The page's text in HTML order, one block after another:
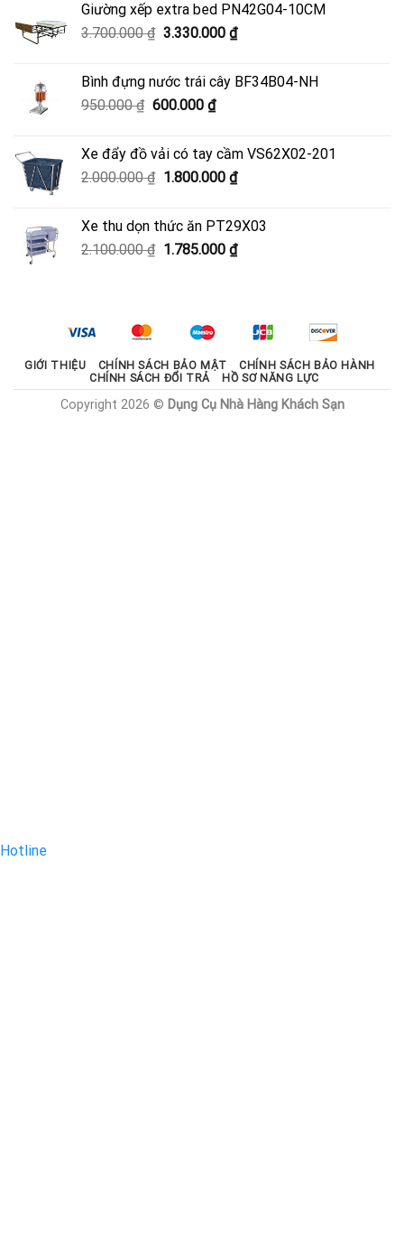
4.500.000 ₫.là:
4.050.000 ₫.
Giường xếp extra bed PN42G04-10CM
3.700.000₫ Giá
3.700.000 ₫.
3.330.000 ₫Giá
là:
Bình đựng nước trái cây BF34B04-NH
950.000₫ Giá
950.000 ₫.
600.000 ₫Giá
là:
600.000 ₫.
Xe đẩy đồ vải có tay cầm VS62X02-201
2.000.000₫ Giá
2.000.000 ₫.
1.800.000 ₫Giá
là:
1.800.000 ₫.
Xe thu dọn thức ăn PT29X03
2.100.000₫ Giá
1.785.000 ₫Giá
1.785.000 ₫.
GIỚI THIỆU CHÍNH SÁCH BẢO MẬT
CHÍNH SÁCH BẢO HÀNH
CHÍNH SÁCH ĐỔI TRẢ
HỒ SƠ NĂNG LỰC
Copyright 2026 © Dụng Cụ Nhà Hàng Khách Sạn
Hotline